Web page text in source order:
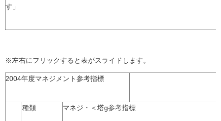
す」
※左右にフリックすると表がスライドします。
2004年度マネジメント参考指標
種類 マネジ・＜塔g参考指標